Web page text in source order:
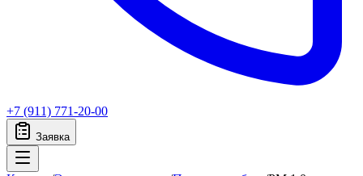
+7 (911) 771-20-00
Заявка